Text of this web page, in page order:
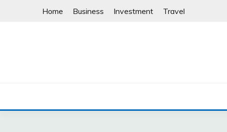
Home Business Investment Travel